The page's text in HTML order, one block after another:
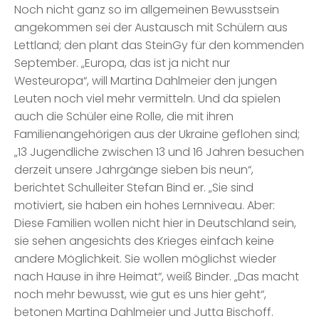
Noch nicht ganz so im allgemeinen Bewusstsein
angekommen sei der Austausch mit Schülern aus
Lettland; den plant das SteinGy für den kommenden
September. „Europa, das ist ja nicht nur
Westeuropa“, will Martina Dahlmeier den jungen
Leuten noch viel mehr vermitteln. Und da spielen
auch die Schüler eine Rolle, die mit ihren
Familienangehörigen aus der Ukraine geflohen sind;
„13 Jugendliche zwischen 13 und 16 Jahren besuchen
derzeit unsere Jahrgänge sieben bis neun“,
berichtet Schulleiter Stefan Bind er. „Sie sind
motiviert, sie haben ein hohes Lernniveau. Aber:
Diese Familien wollen nicht hier in Deutschland sein,
sie sehen angesichts des Krieges einfach keine
andere Möglichkeit. Sie wollen möglichst wieder
nach Hause in ihre Heimat“, weiß Binder. „Das macht
noch mehr bewusst, wie gut es uns hier geht“,
betonen Martina Dahlmeier und Jutta Bischoff.